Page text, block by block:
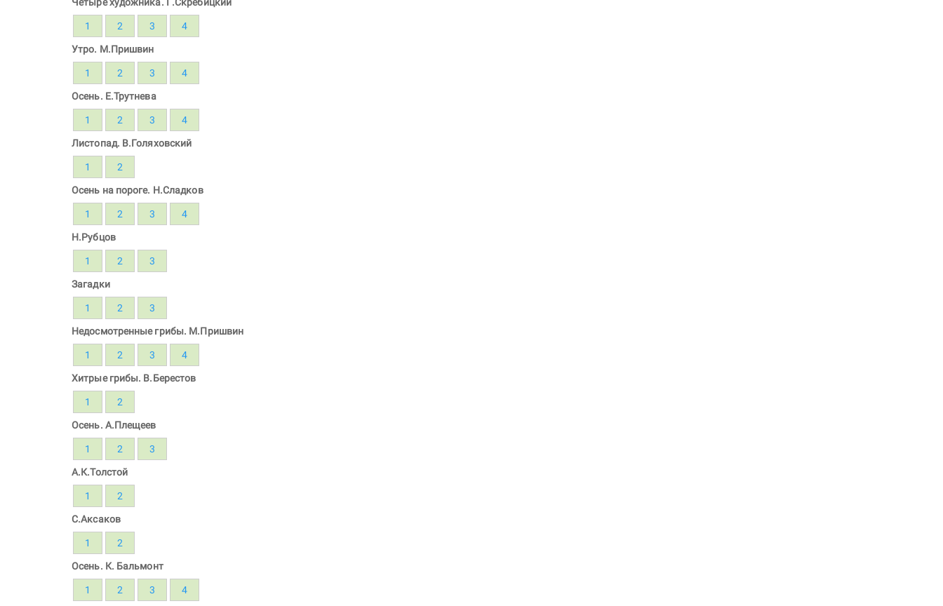
1 2 3 4
Утро. М.Пришвин
1 2 3 4
Осень. Е.Трутнева
1 2 3 4
Листопад. В.Голяховский
1 2
Осень на пороге. Н.Сладков
1 2 3 4
Н.Рубцов
1 2 3
Загадки
1 2 3
Недосмотренные грибы. М.Пришвин
1 2 3 4
Хитрые грибы. В.Берестов
1 2
Осень. А.Плещеев
1 2 3
А.К.Толстой
1 2
С.Аксаков
1 2
Осень. К. Бальмонт
1 2 3 4